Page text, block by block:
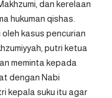
dan kerelaan
hukuman qishas.
kasus pencurian
putri ketua
meminta kepada
dengan Nabi
kepala suku itu agar